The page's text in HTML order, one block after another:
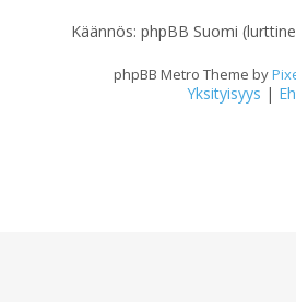
Käännös: phpBB Suomi
phpBB Metro Theme by
Yksityisyys |